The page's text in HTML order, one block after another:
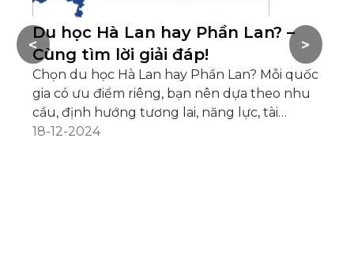
Du học Hà Lan hay Phần Lan? –
Cùng tìm lời giải đáp!
Chọn du học Hà Lan hay Phần Lan? Mỗi quốc
gia có ưu điểm riêng, bạn nên dựa theo nhu
cầu, định hướng tương lai, năng lực, tài
chính... để quyết định phù hợp
18-12-2024
>
<